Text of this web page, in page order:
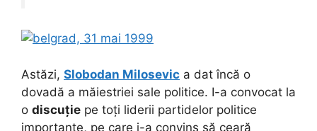
Astăzi, Slobodan Milosevic a dat încă o
dovadă a măiestriei sale politice. I-a convocat la
o discuție pe toți liderii partidelor politice
importante, pe care i-a convins să ceară